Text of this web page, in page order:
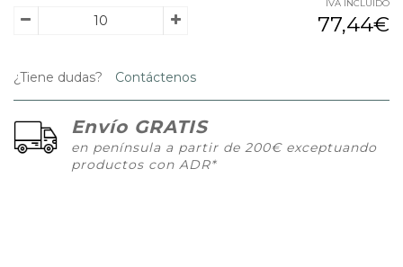
IVA INCLUIDO
77,44€
¿Tiene dudas? Contáctenos
Envío GRATIS
en península a partir de 200€ exceptuando
productos con ADR*